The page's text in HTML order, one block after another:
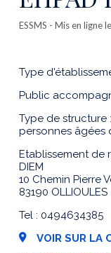
ESSMS - Mis en ligne
Type
Public
Type de structure
personnes âgées
Etablissement de
DIEM
10 Chemin Pierre
83190 OLLIOULES
Tel : 0494634385
VOIR SUR LA